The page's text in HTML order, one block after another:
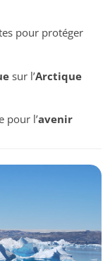
pour protéger
sur l’Arctique
pour l’avenir